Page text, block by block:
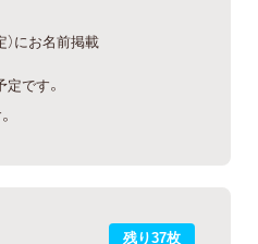
）にお名前掲載
です。
残り37枚